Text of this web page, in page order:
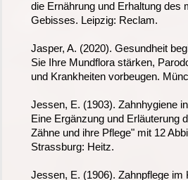
die Ernährung und Erhaltung des
Gebisses. Leipzig: Reclam.
Jasper, A. (2020). Gesundheit
Sie Ihre Mundflora stärken,
und Krankheiten vorbeugen.
Jessen, E. (1903). Zahnhygiene
Eine Ergänzung und Erläuterung
Zähne und ihre Pflege" mit 12
Strassburg: Heitz.
Jessen, E. (1906). Zahnpflege im